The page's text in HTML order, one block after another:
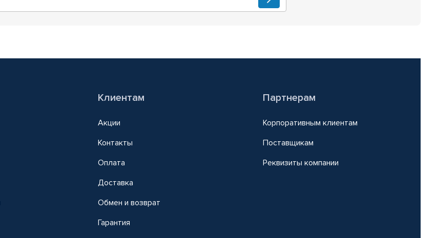
Клиентам
Акции
Контакты
Оплата
Доставка
Обмен и возврат
Гарантия
Партнерам
Корпоративным клиентам
Поставщикам
Реквизиты компании